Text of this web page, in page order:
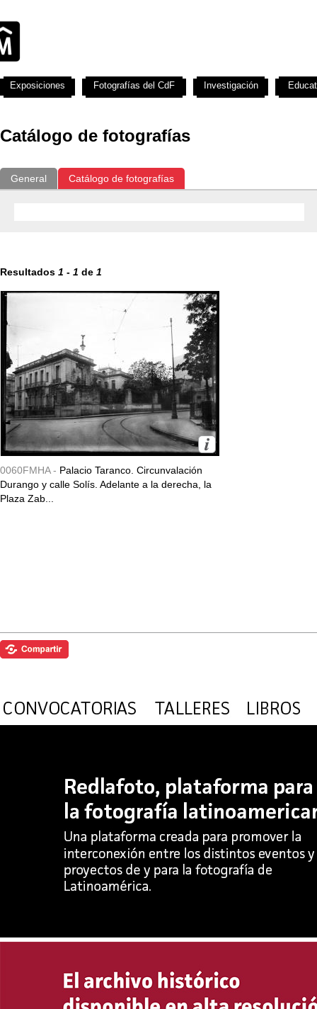
Catálogo de fotografías
General Catálogo de fotografías
Resultados 1 - 1 de 1
0060FMHA - Palacio Taranco. Circunvalación
Durango y calle Solís. Adelante a la derecha, la
Plaza Zab...
Exposiciones Fotografías del CdF Investigación